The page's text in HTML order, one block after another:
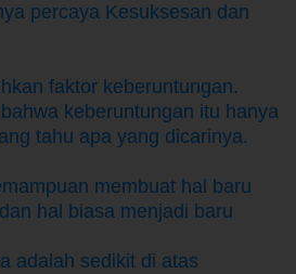
percaya Kesuksesan dan
faktor keberuntungan.
keberuntungan itu hanya
tahu apa yang dicarinya.
membuat hal baru
hal biasa menjadi baru
adalah sedikit di atas